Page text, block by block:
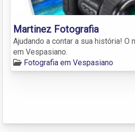
Martinez Fotografia
Ajudando a contar a sua história! O
em Vespasiano.
Fotografia em Vespasiano